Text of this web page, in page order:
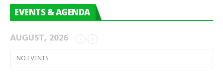
EVENTS & AGENDA
AUGUST, 2026
NO EVENTS